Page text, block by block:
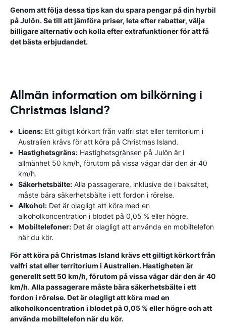
Genom att följa dessa tips kan du spara pengar på din hyrbil
på Julön. Se till att jämföra priser, leta efter rabatter, välja
billigare alternativ och kolla efter extrafunktioner för att få
det bästa erbjudandet.
Allmän information om bilkörning i
Christmas Island?
Licens: Ett giltigt körkort från valfri stat eller territorium i
Australien krävs för att köra på Christmas Island.
Hastighetsgräns: Hastighetsgränsen på Julön är i
allmänhet 50 km/h, förutom på vissa vägar där den är 40
km/h.
Säkerhetsbälte: Alla passagerare, inklusive de i baksätet,
måste bära säkerhetsbälte i ett fordon i rörelse.
Alkohol: Det är olagligt att köra med en
alkoholkoncentration i blodet på 0,05 % eller högre.
Mobiltelefoner: Det är olagligt att använda en mobiltelefon
när du kör.
För att köra på Christmas Island krävs ett giltigt körkort från
valfri stat eller territorium i Australien. Hastigheten är
generellt sett 50 km/h, förutom på vissa vägar där den är 40
km/h. Alla passagerare måste bära säkerhetsbälte i ett
fordon i rörelse. Det är olagligt att köra med en
alkoholkoncentration i blodet på 0,05 % eller högre och att
använda mobiltelefon när du kör.